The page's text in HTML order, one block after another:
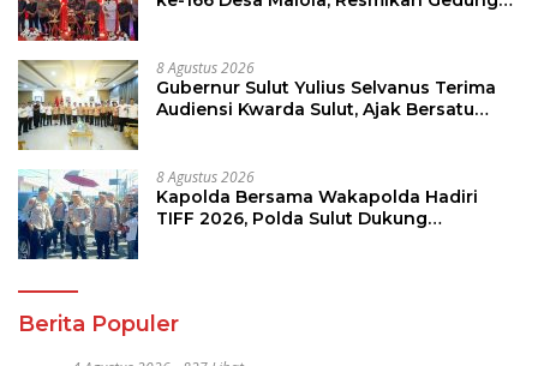
8 Agustus 2026
Gubernur Sulut Yulius Selvanus Terima
Audiensi Kwarda Sulut, Ajak Bersatu
8 Agustus 2026
Kapolda Bersama Wakapolda Hadiri
TIFF 2026, Polda Sulut Dukung
Berita Populer